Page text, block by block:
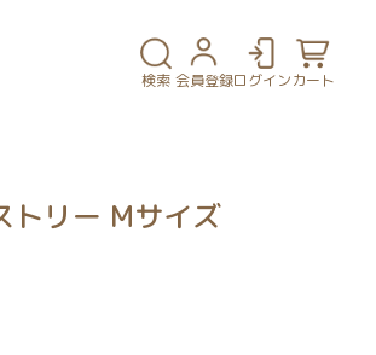
検索 会員登録ログインカート
トリー Mサイズ